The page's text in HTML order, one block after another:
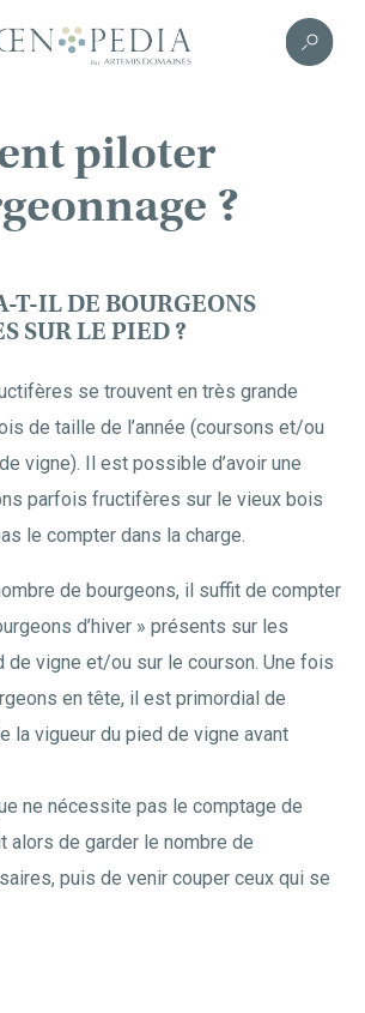
piloter
?
T-IL DE BOURGEONS
SUR LE PIED ?
se trouvent en très grande
de taille de l’année (coursons et/ou
vigne). Il est possible d’avoir une
parfois fructifères sur le vieux bois
le compter dans la charge.
de bourgeons, il suffit de compter
d’hiver » présents sur les
de vigne et/ou sur le courson. Une fois
en tête, il est primordial de
la vigueur du pied de vigne avant
ne nécessite pas le comptage de
alors de garder le nombre de
puis de venir couper ceux qui se